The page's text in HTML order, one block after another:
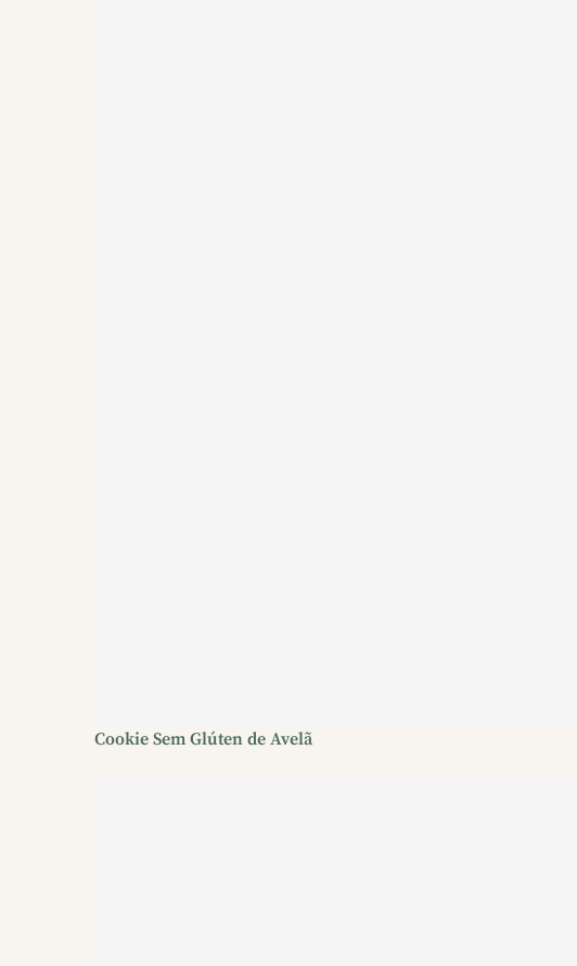
Cookie Sem Glúten de Avelã